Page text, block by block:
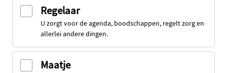
Regelaar
U zorgt voor de agenda, boodschappen, regelt zorg en
allerlei andere dingen.
Maatje